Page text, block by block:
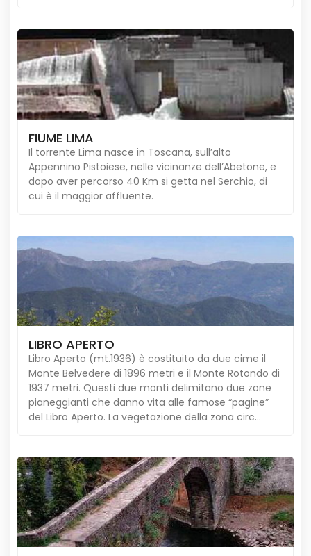
FIUME LIMA
Il torrente Lima nasce in Toscana, sull’alto
Appennino Pistoiese, nelle vicinanze dell’Abetone, e
dopo aver percorso 40 Km si getta nel Serchio, di
cui è il maggior affluente.
LIBRO APERTO
Libro Aperto (mt.1936) è costituito da due cime il
Monte Belvedere di 1896 metri e il Monte Rotondo di
1937 metri. Questi due monti delimitano due zone
pianeggianti che danno vita alle famose “pagine”
del Libro Aperto. La vegetazione della zona circ...